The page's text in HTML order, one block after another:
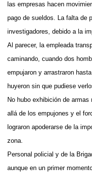
las empresas hacen
pago de sueldos. La falta de
investigadores, debido a la
Al parecer, la empleada
caminando, cuando dos
empujaron y arrastraron
huyeron sin que pudiese
No hubo exhibición de
allá de los empujones y el
lograron apoderarse de la
zona.
Personal policial y de la
aunque en un primer